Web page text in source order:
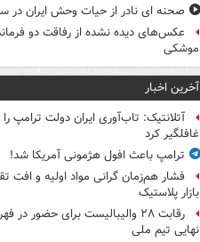
صحنه ای نادر از حیات وحش ایران در
عکس‌های دیده نشده از رفاقت دو
موشکی
آخرین اخبار
آتلانتیک: تاب‌آوری ایران دولت ترامپ را
غافلگیر کرد
ترامپ باعث افول هژمونی آمریکا شد!
فشار هم‌زمان گرانی مواد اولیه و افت
بازار پلاستیک
رقابت ۲۸ والیبالیست برای حضور در
نهایی تیم ملی